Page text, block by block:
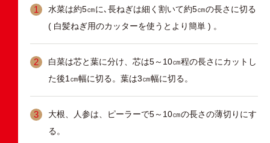
水菜は約5㎝に､長ねぎは細く割いて約5㎝の長さに切る
( 白髪ねぎ用のカッターを使うとより簡単 ) 。
白菜は芯と葉に分け、芯は5～10㎝程の長さにカットし
た後1㎝幅に切る。葉は3㎝幅に切る。
大根、人参は、ピーラーで5～10㎝の長さの薄切りにす
る。